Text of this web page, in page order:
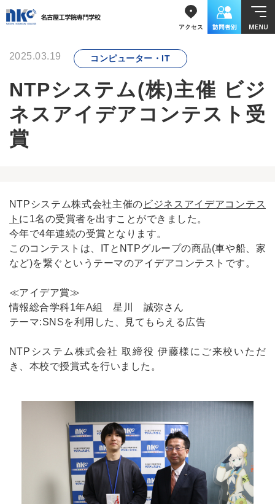
2025.03.19 コンピューター・IT
NTPシステム(株)主催 ビジ
ネスアイデアコンテスト受
賞
NTPシステム株式会社主催の ビジネスアイデアコンテス
ト に1名の受賞者を出すことができました。
今年で4年連続の受賞となります。
このコンテストは、ITとNTPグループの商品(車や船、家
など)を繋ぐというテーマのアイデアコンテストです。
≪アイデア賞≫
情報総合学科1年A組 星川 誠弥さん
テーマ:SNSを利用した、見てもらえる広告
NTPシステム株式会社 取締役 伊藤様にご来校いただ
き、本校で授賞式を行いました。